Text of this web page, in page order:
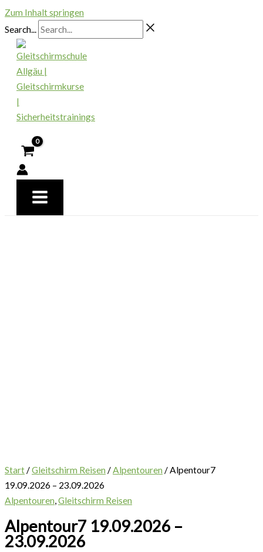
Zum Inhalt springen
Search...
Start/Gleitschirm Reisen /Alpentouren / Alpentour7
19.09.2026 – 23.09.2026
Alpentouren,Gleitschirm Reisen
Alpentour7 19.09.2026 –
23.09.2026